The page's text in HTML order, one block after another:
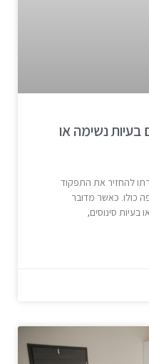
נשימה או
להחזיר את התפקוד
כולו. כאשר מדובר
בעיות סינוסים,